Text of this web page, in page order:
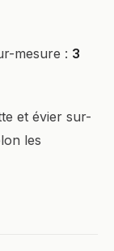
mesure : 3
et évier sur-
les